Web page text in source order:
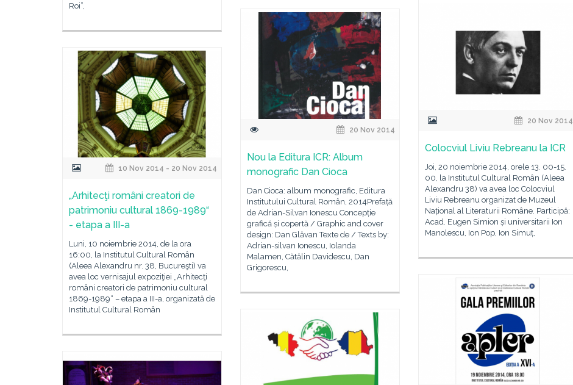
Roi”,
20 Nov 2014
Colocviul Liviu Rebreanu la ICR
Joi, 20 noiembrie 2014, orele 13. 00-15.
00, la Institutul Cultural Român (Aleea
Alexandru 38) va avea loc Colocviul
Liviu Rebreanu organizat de Muzeul
Național al Literaturii Române. Participă:
Acad. Eugen Simion și universitarii Ion
Manolescu, Ion Pop, Ion Simuț,
20 Nov 2014
Nou la Editura ICR: Album
monografic Dan Cioca
Dan Cioca: album monografic, Editura
Institutului Cultural Român, 2014Prefață
de Adrian-Silvan Ionescu Concepție
grafică și copertă / Graphic and cover
design: Dan Glăvan Texte de / Texts by:
Adrian-silvan Ionescu, Iolanda
Malamen, Cătălin Davidescu, Dan
Grigorescu,
10 Nov 2014 - 20 Nov 2014
„Arhitecţi români creatori de
patrimoniu cultural 1869-1989“
- etapa a III-a
Luni, 10 noiembrie 2014, de la ora
16:00, la Institutul Cultural Român
(Aleea Alexandru nr. 38, Bucureşti) va
avea loc vernisajul expoziţiei „Arhitecţi
români creatori de patrimoniu cultural
1869-1989“ – etapa a III-a, organizată de
Institutul Cultural Român